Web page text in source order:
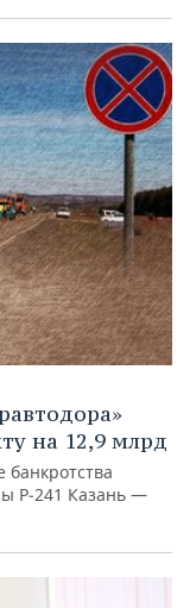
на 12,9 млрд
банкротства
Р‑241 Казань —